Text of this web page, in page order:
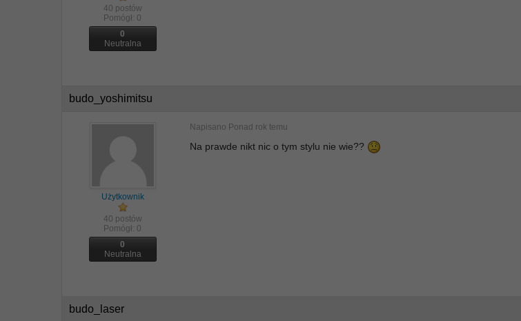
40 postów
Pomógł: 0
0
Neutralna
budo_yoshimitsu
Użytkownik
40 postów
Pomógł: 0
0
Neutralna
Napisano Ponad rok temu
Na prawde nikt nic o tym stylu nie wie??
budo_laser